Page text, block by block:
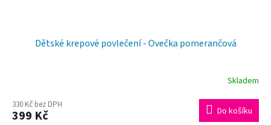
Dětské krepové povlečení - Ovečka pomerančová
Skladem
330 Kč bez DPH
399 Kč Do košíku